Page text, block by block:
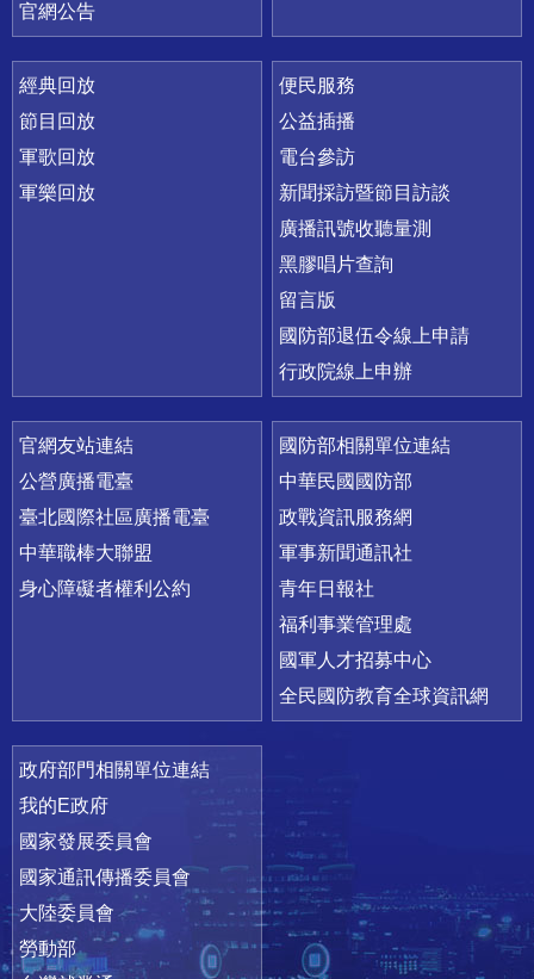
官網公告
經典回放
節目回放
軍歌回放
軍樂回放
便民服務
公益插播
電台參訪
新聞採訪暨節目訪談
廣播訊號收聽量測
黑膠唱片查詢
留言版
國防部退伍令線上申請
行政院線上申辦
官網友站連結
公營廣播電臺
臺北國際社區廣播電臺
中華職棒大聯盟
身心障礙者權利公約
國防部相關單位連結
中華民國國防部
政戰資訊服務網
軍事新聞通訊社
青年日報社
福利事業管理處
國軍人才招募中心
全民國防教育全球資訊網
政府部門相關單位連結
我的E政府
國家發展委員會
國家通訊傳播委員會
大陸委員會
勞動部